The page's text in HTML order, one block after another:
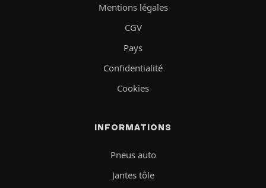
Mentions légales
CGV
Pays
Confidentialité
Cookies
INFORMATIONS
Pneus auto
Jantes tôle